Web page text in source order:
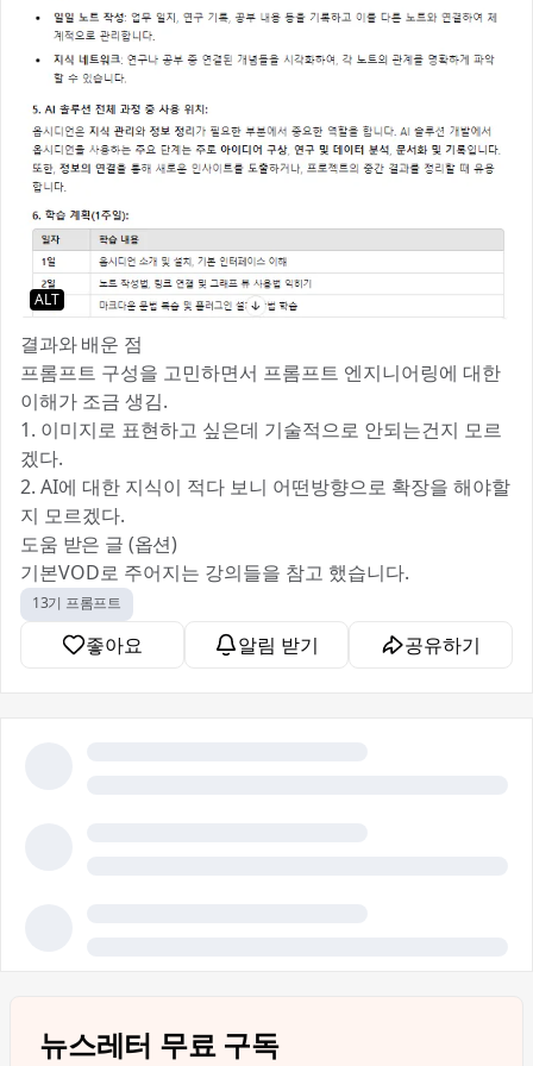
ALT
결과와 배운 점
프롬프트 구성을 고민하면서 프롬프트 엔지니어링에 대한
이해가 조금 생김.
1. 이미지로 표현하고 싶은데 기술적으로 안되는건지 모르
겠다.
2. AI에 대한 지식이 적다 보니 어떤방향으로 확장을 해야할
지 모르겠다.
도움 받은 글 (옵션)
기본VOD로 주어지는 강의들을 참고 했습니다.
13기 프롬프트
좋아요 알림 받기 공유하기
뉴스레터 무료 구독